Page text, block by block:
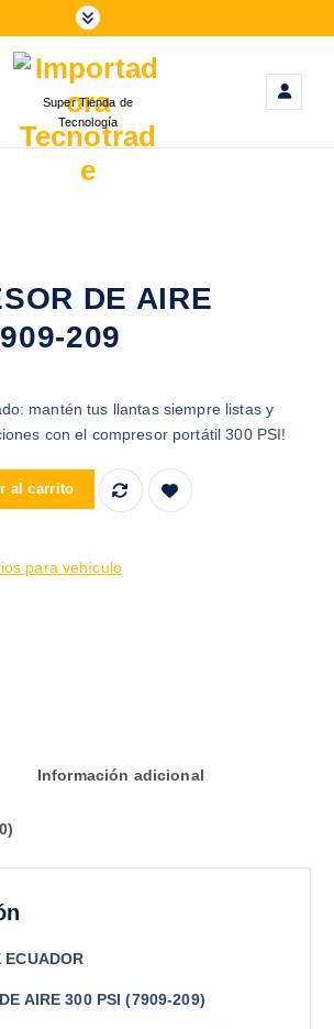
Super Tienda de
Tecnología
DE AIRE
209
mantén tus llantas siempre listas y
con el compresor portátil 300 PSI!
300PSI 7909-209 cantidad
al carrito
para vehículo
Información adicional
ECUADOR
AIRE 300 PSI (7909-209)